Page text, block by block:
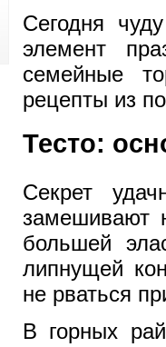
Сегодня
элемент
семейные
рецепты из
Тесто:
Секрет
замешивают
большей
липнущей
не рваться
В горных